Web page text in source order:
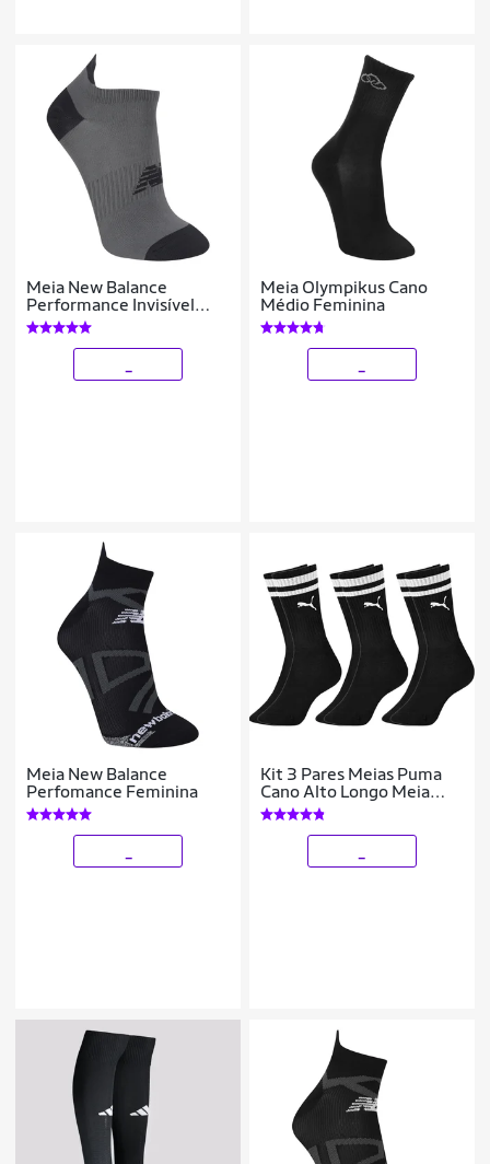
Meia New Balance
Performance Invisível
Feminina
Meia Olympikus Cano
Médio Feminina
Meia New Balance
Perfomance Feminina
Kit 3 Pares Meias Puma
Cano Alto Longo Meia
Masculina Atoalhada
Adulto Original